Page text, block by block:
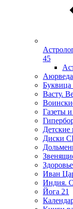
45
Аюрведа
Буквица
Васту.
Газеты
Детские
Диски
Здоровье
Иван
Индия.
Йога 21